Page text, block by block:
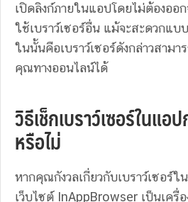
เปิดลิงก์ภายในแอปโดยไม่ต้องออ
ใช้เบราว์เซอร์อื่น แม้จะสะดวกแ
ในนั้นคือเบราว์เซอร์ดังกล่าวสาม
คุณทางออนไลน์ได้
วิธีเช็กเบราว์เซอร์ในแอ
หรือไม่
หากคุณกังวลเกี่ยวกับเบราว์เซอร์
เว็บไซต์ InAppBrowser เป็นเค